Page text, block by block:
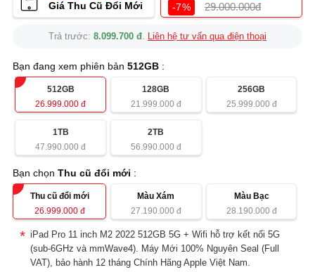
Giá Thu Cũ Đổi Mới -7% 29.000.000đ
Trả trước: 8.099.700 đ. Liên hệ tư vấn qua điện thoại
Bạn đang xem phiên bản512GB :
512GB
26.999.000 đ
128GB
21.999.000đ
256GB
25.999.000đ
1TB
47.990.000 đ
2TB
56.990.000đ
Bạn chọnThu cũ đổi mới :
Thu cũ đổi mới
26.999.000đ
Màu Xám
27.190.000đ
Màu Bạc
28.190.000đ
iPad Pro 11 inch M2 2022 512GB 5G + Wifi hỗ trợ kết nối 5G
(sub-6GHz và mmWave4). Máy Mới 100% Nguyên Seal (Full
VAT), bảo hành 12 tháng Chính Hãng Apple Việt Nam.